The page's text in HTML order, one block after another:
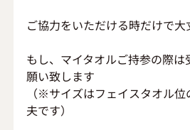
ご協力をいただける時だけで
もし、マイタオルご持参の際
願い致します
（※サイズはフェイスタオル
夫です）